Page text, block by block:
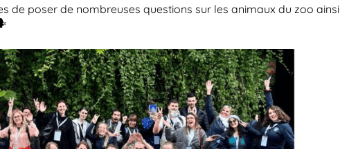
de poser de nombreuses questions sur les animaux du zoo ainsi